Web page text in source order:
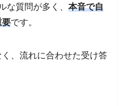
な質問が多く、本音で自
要です。
、流れに合わせた受け答